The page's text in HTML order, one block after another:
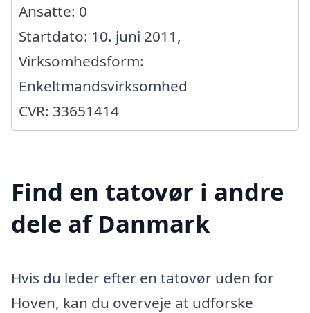
Ansatte: 0
Startdato: 10. juni 2011,
Virksomhedsform:
Enkeltmandsvirksomhed
CVR: 33651414
Find en tatovør i andre
dele af Danmark
Hvis du leder efter en tatovør uden for
Hoven, kan du overveje at udforske